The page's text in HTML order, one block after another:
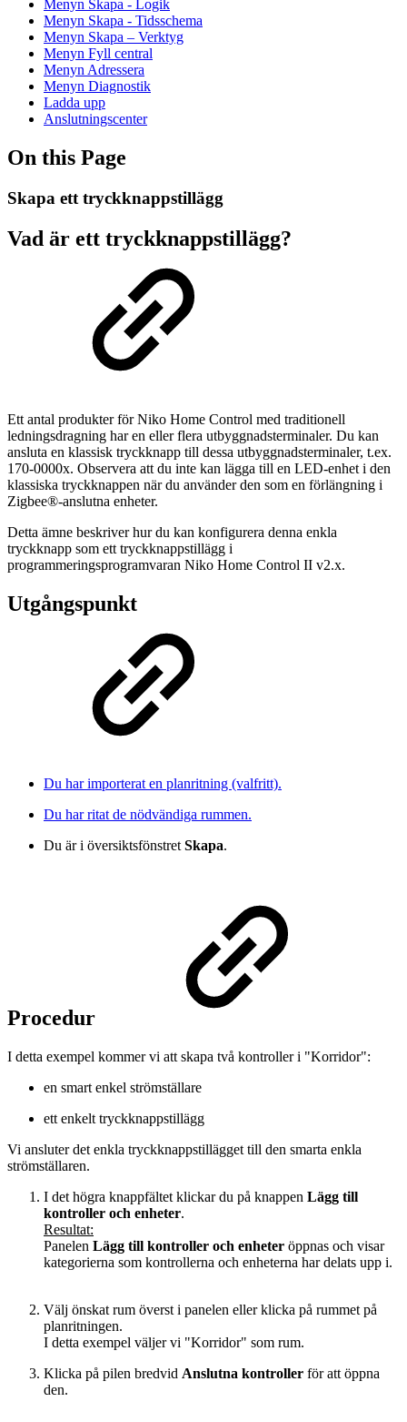
Menyn Skapa - Logik
Menyn Skapa - Tidsschema
Menyn Skapa – Verktyg
Menyn Fyll central
Menyn Adressera
Menyn Diagnostik
Ladda upp
Anslutningscenter
On this Page
Skapa ett tryckknappstillägg
Vad är ett tryckknappstillägg?
Ett antal produkter för Niko Home Control med traditionell
ledningsdragning har en eller flera utbyggnadsterminaler. Du kan
ansluta en klassisk tryckknapp till dessa utbyggnadsterminaler, t.ex.
170-0000x. Observera att du inte kan lägga till en LED-enhet i den
klassiska tryckknappen när du använder den som en förlängning i
Zigbee®-anslutna enheter.
Detta ämne beskriver hur du kan konfigurera denna enkla
tryckknapp som ett tryckknappstillägg i
programmeringsprogramvaran Niko Home Control II v2.x.
Utgångspunkt
Du har importerat en planritning (valfritt).
Du har ritat de nödvändiga rummen.
Du är i översiktsfönstretSkapa.
Procedur
I detta exempel kommer vi att skapa två kontroller i "Korridor":
en smart enkel strömställare
ett enkelt tryckknappstillägg
Vi ansluter det enkla tryckknappstillägget till den smarta enkla
strömställaren.
I det högra knappfältet klickar du på knappen Lägg till
kontroller och enheter.
Resultat:
Panelen Lägg till kontroller och enheter öppnas och visar
kategorierna som kontrollerna och enheterna har delats upp i.
Välj önskat rum överst i panelen eller klicka på rummet på
planritningen.
I detta exempel väljer vi "Korridor" som rum.
Klicka på pilen bredvid Anslutna kontroller för att öppna
den.